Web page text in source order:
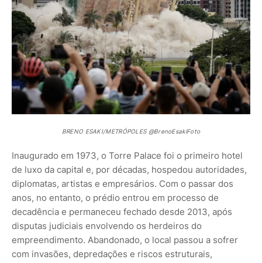
BRENO ESAKI/METRÓPOLES @BrenoEsakiFoto
Inaugurado em 1973, o Torre Palace foi o primeiro hotel
de luxo da capital e, por décadas, hospedou autoridades,
diplomatas, artistas e empresários. Com o passar dos
anos, no entanto, o prédio entrou em processo de
decadência e permaneceu fechado desde 2013, após
disputas judiciais envolvendo os herdeiros do
empreendimento. Abandonado, o local passou a sofrer
com invasões, depredações e riscos estruturais,